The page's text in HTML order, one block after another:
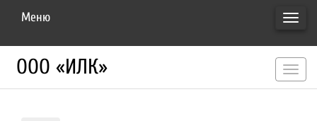
Меню
ООО «ИЛК»